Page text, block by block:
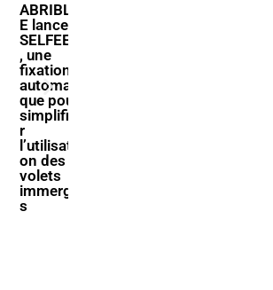
ABRIBLU
E lance
SELFEEX
, une
fixation
automati
que pour
simplifie
l’utilisati
on des
volets
immergé